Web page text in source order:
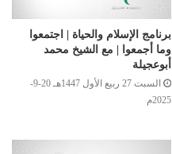
برنامج الإسلام والحياة | اجتمعوا
وما أجمعوا | مع الشيخ محمد
أبوعجيلة
السبت 27 ربيع الأول 1447هـ 20-9-
2025م